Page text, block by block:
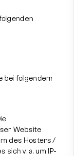
bei folgendem
Website
des Hosters /
sich v. a. um IP-